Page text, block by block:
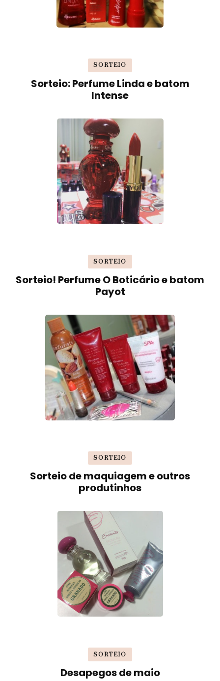
SORTEIO
Sorteio: Perfume Linda e batom
Intense
SORTEIO
Sorteio! Perfume O Boticário e batom
Payot
SORTEIO
Sorteio de maquiagem e outros
produtinhos
SORTEIO
Desapegos de maio